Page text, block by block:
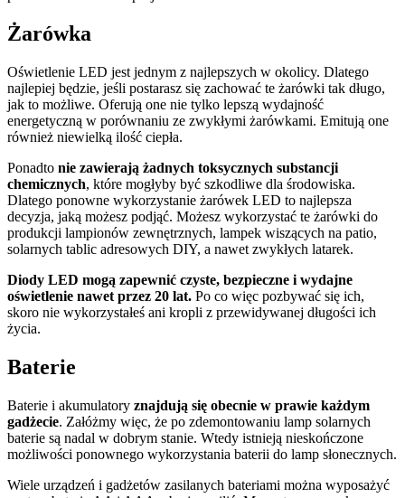
Żarówka
Oświetlenie LED jest jednym z najlepszych w okolicy. Dlatego
najlepiej będzie, jeśli postarasz się zachować te żarówki tak długo,
jak to możliwe. Oferują one nie tylko lepszą wydajność
energetyczną w porównaniu ze zwykłymi żarówkami. Emitują one
również niewielką ilość ciepła.
Ponadto nie zawierają żadnych toksycznych substancji
chemicznych, które mogłyby być szkodliwe dla środowiska.
Dlatego ponowne wykorzystanie żarówek LED to najlepsza
decyzja, jaką możesz podjąć. Możesz wykorzystać te żarówki do
produkcji lampionów zewnętrznych, lampek wiszących na patio,
solarnych tablic adresowych DIY, a nawet zwykłych latarek.
Diody LED mogą zapewnić czyste, bezpieczne i wydajne
oświetlenie nawet przez 20 lat. Po co więc pozbywać się ich,
skoro nie wykorzystałeś ani kropli z przewidywanej długości ich
życia.
Baterie
Baterie i akumulatory znajdują się obecnie w prawie każdym
gadżecie. Załóżmy więc, że po zdemontowaniu lamp solarnych
baterie są nadal w dobrym stanie. Wtedy istnieją nieskończone
możliwości ponownego wykorzystania baterii do lamp słonecznych.
Wiele urządzeń i gadżetów zasilanych bateriami można wyposażyć